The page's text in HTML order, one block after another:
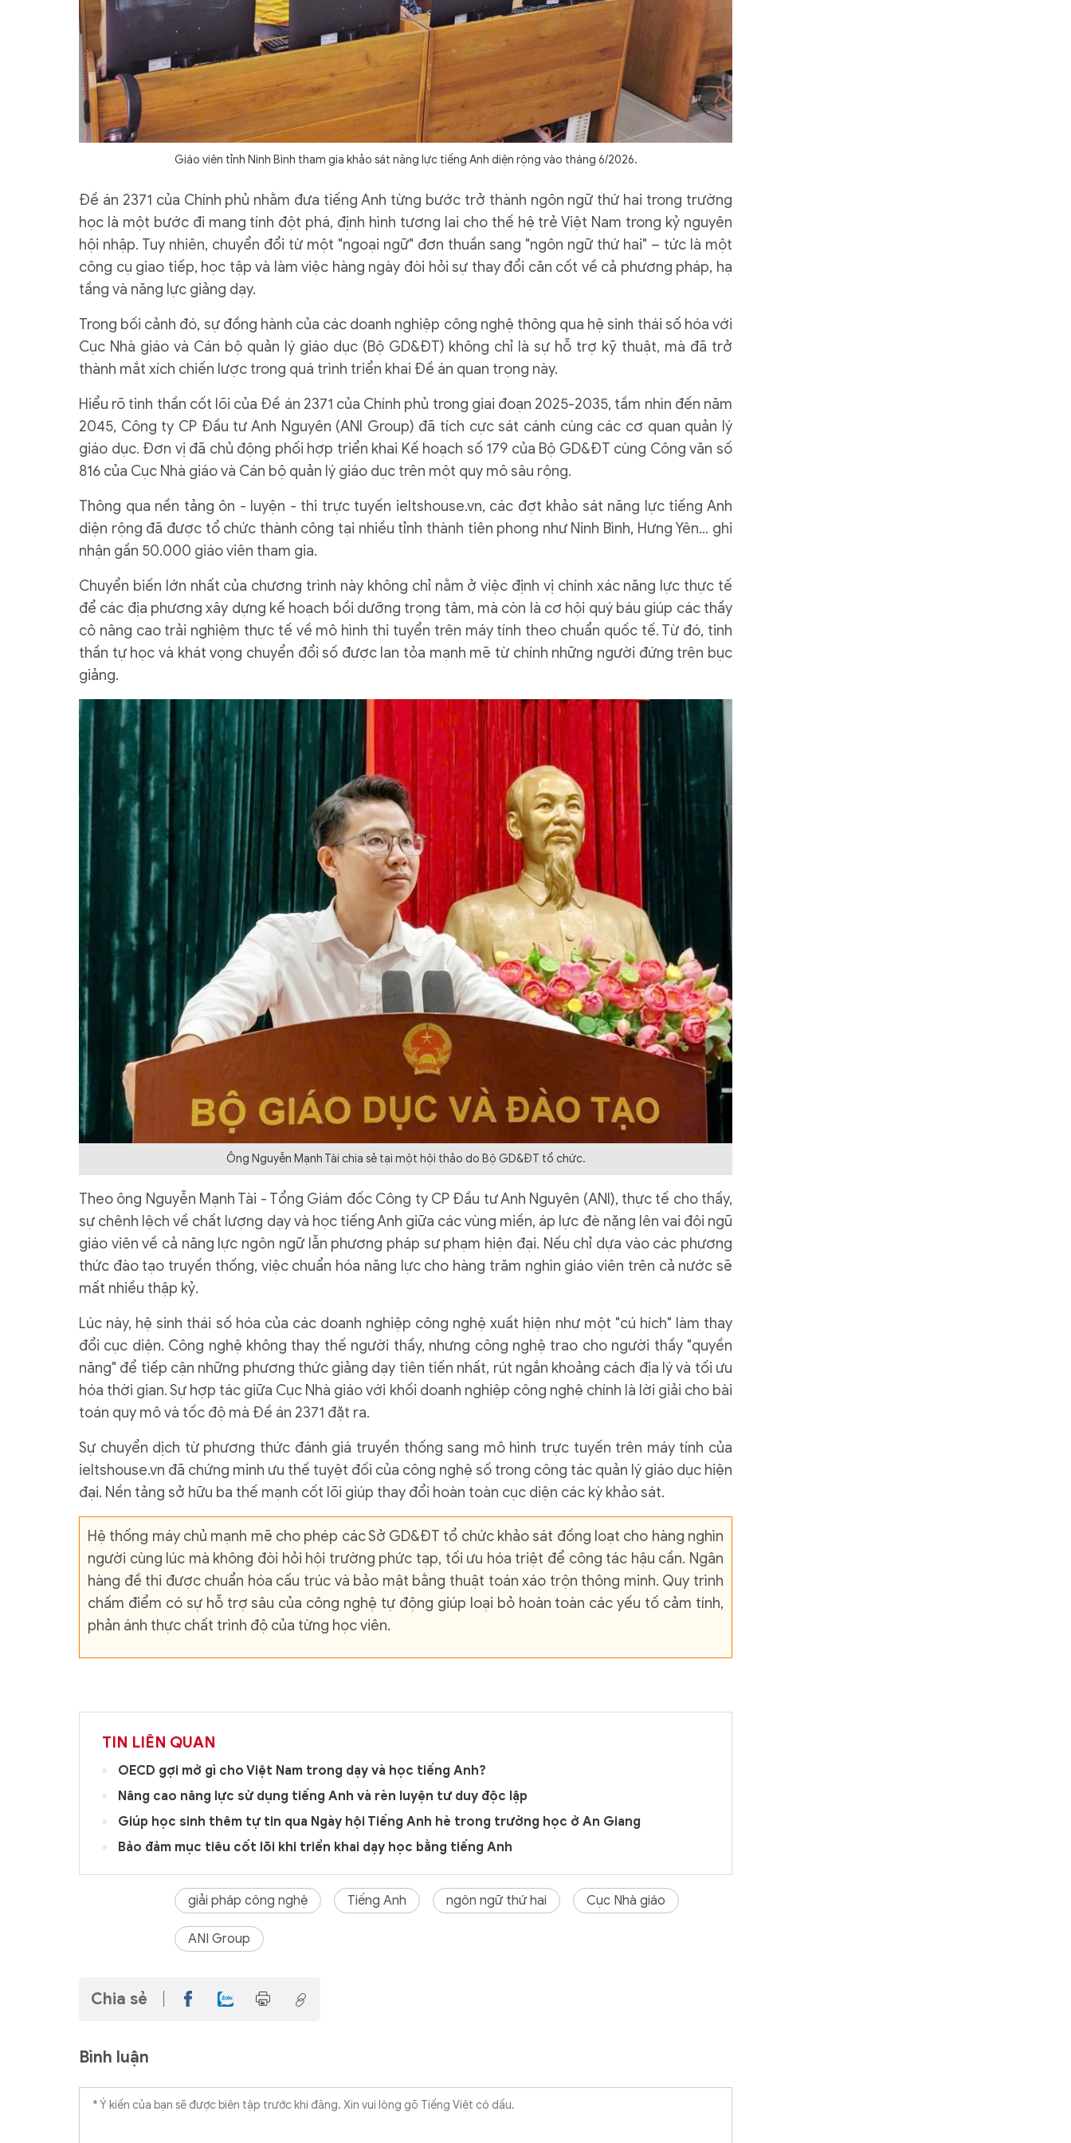
Giáo viên tỉnh Ninh Bình tham gia khảo sát năng lực tiếng Anh diện rộng vào tháng 6/2026.
Đề án 2371 của Chính phủ nhằm đưa tiếng Anh từng bước trở thành ngôn ngữ thứ hai trong trường
học là một bước đi mang tính đột phá, định hình tương lai cho thế hệ trẻ Việt Nam trong kỷ nguyên
hội nhập. Tuy nhiên, chuyển đổi từ một "ngoại ngữ" đơn thuần sang "ngôn ngữ thứ hai" – tức là một
công cụ giao tiếp, học tập và làm việc hàng ngày đòi hỏi sự thay đổi căn cốt về cả phương pháp, hạ
tầng và năng lực giảng dạy.
Trong bối cảnh đó, sự đồng hành của các doanh nghiệp công nghệ thông qua hệ sinh thái số hóa với
Cục Nhà giáo và Cán bộ quản lý giáo dục (Bộ GD&ĐT) không chỉ là sự hỗ trợ kỹ thuật, mà đã trở
thành mắt xích chiến lược trong quá trình triển khai Đề án quan trọng này.
Hiểu rõ tinh thần cốt lõi của Đề án 2371 của Chính phủ trong giai đoạn 2025-2035, tầm nhìn đến năm
2045, Công ty CP Đầu tư Anh Nguyên (ANI Group) đã tích cực sát cánh cùng các cơ quan quản lý
giáo dục. Đơn vị đã chủ động phối hợp triển khai Kế hoạch số 179 của Bộ GD&ĐT cùng Công văn số
816 của Cục Nhà giáo và Cán bộ quản lý giáo dục trên một quy mô sâu rộng.
Thông qua nền tảng ôn - luyện - thi trực tuyến ieltshouse.vn, các đợt khảo sát năng lực tiếng Anh
diện rộng đã được tổ chức thành công tại nhiều tỉnh thành tiên phong như Ninh Bình, Hưng Yên... ghi
nhận gần 50.000 giáo viên tham gia.
Chuyển biến lớn nhất của chương trình này không chỉ nằm ở việc định vị chính xác năng lực thực tế
để các địa phương xây dựng kế hoạch bồi dưỡng trọng tâm, mà còn là cơ hội quý báu giúp các thầy
cô nâng cao trải nghiệm thực tế về mô hình thi tuyển trên máy tính theo chuẩn quốc tế. Từ đó, tinh
thần tự học và khát vọng chuyển đổi số được lan tỏa mạnh mẽ từ chính những người đứng trên bục
giảng.
Ông Nguyễn Mạnh Tài chia sẻ tại một hội thảo do Bộ GD&ĐT tổ chức.
Theo ông Nguyễn Mạnh Tài - Tổng Giám đốc Công ty CP Đầu tư Anh Nguyên (ANI), thực tế cho thấy,
sự chênh lệch về chất lượng dạy và học tiếng Anh giữa các vùng miền, áp lực đè nặng lên vai đội ngũ
giáo viên về cả năng lực ngôn ngữ lẫn phương pháp sư phạm hiện đại. Nếu chỉ dựa vào các phương
thức đào tạo truyền thống, việc chuẩn hóa năng lực cho hàng trăm nghìn giáo viên trên cả nước sẽ
mất nhiều thập kỷ.
Lúc này, hệ sinh thái số hóa của các doanh nghiệp công nghệ xuất hiện như một "cú hích" làm thay
đổi cục diện. Công nghệ không thay thế người thầy, nhưng công nghệ trao cho người thầy "quyền
năng" để tiếp cận những phương thức giảng dạy tiên tiến nhất, rút ngắn khoảng cách địa lý và tối ưu
hóa thời gian. Sự hợp tác giữa Cục Nhà giáo với khối doanh nghiệp công nghệ chính là lời giải cho bài
toán quy mô và tốc độ mà Đề án 2371 đặt ra.
Sự chuyển dịch từ phương thức đánh giá truyền thống sang mô hình trực tuyến trên máy tính của
ieltshouse.vn đã chứng minh ưu thế tuyệt đối của công nghệ số trong công tác quản lý giáo dục hiện
đại. Nền tảng sở hữu ba thế mạnh cốt lõi giúp thay đổi hoàn toàn cục diện các kỳ khảo sát.
Hệ thống máy chủ mạnh mẽ cho phép các Sở GD&ĐT tổ chức khảo sát đồng loạt cho hàng nghìn
người cùng lúc mà không đòi hỏi hội trường phức tạp, tối ưu hóa triệt để công tác hậu cần. Ngân
hàng đề thi được chuẩn hóa cấu trúc và bảo mật bằng thuật toán xáo trộn thông minh. Quy trình
chấm điểm có sự hỗ trợ sâu của công nghệ tự động giúp loại bỏ hoàn toàn các yếu tố cảm tính,
phản ánh thực chất trình độ của từng học viên.
TIN LIÊN QUAN
OECD gợi mở gì cho Việt Nam trong dạy và học tiếng Anh?
Nâng cao năng lực sử dụng tiếng Anh và rèn luyện tư duy độc lập
Giúp học sinh thêm tự tin qua Ngày hội Tiếng Anh hè trong trường học ở An Giang
Bảo đảm mục tiêu cốt lõi khi triển khai dạy học bằng tiếng Anh
giải pháp công nghệ Tiếng Anh ngôn ngữ thứ hai Cục Nhà giáo
ANI Group
Chia sẻ
Bình luận